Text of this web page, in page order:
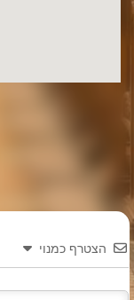
הצטרף כמנוי